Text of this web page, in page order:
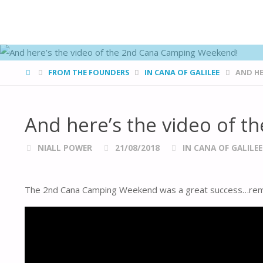
HOMEFROM THE FOUNDERS IN CANA OF GALILEE AND
And here’s the video of
NIALL POWER 21/08/2018 IN CANA OF GALILEE
The 2nd Cana Camping Weekend was a great